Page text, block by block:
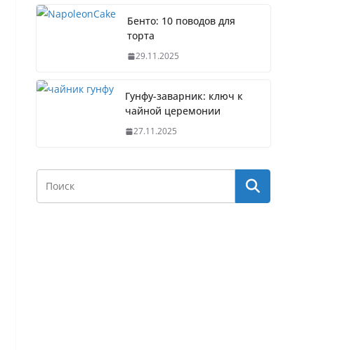
Бенто: 10 поводов для
торта
29.11.2025
Гунфу-заварник: ключ к
чайной церемонии
27.11.2025